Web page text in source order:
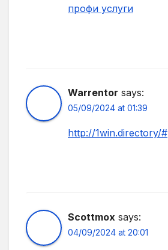
профи услуги
Warrentor says:
05/09/2024 at 01:39
http://1win.directory/#
Scottmox says:
04/09/2024 at 20:01